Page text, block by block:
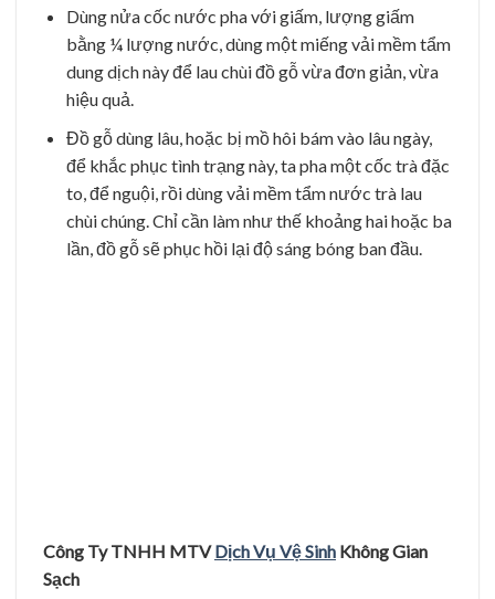
Dùng nửa cốc nước pha với giấm, lượng giấm
bằng ¼ lượng nước, dùng một miếng vải mềm tẩm
dung dịch này để lau chùi đồ gỗ vừa đơn giản, vừa
hiệu quả.
Đồ gỗ dùng lâu, hoặc bị mồ hôi bám vào lâu ngày,
để khắc phục tình trạng này, ta pha một cốc trà đặc
to, để nguội, rồi dùng vải mềm tẩm nước trà lau
chùi chúng. Chỉ cần làm như thế khoảng hai hoặc ba
lần, đồ gỗ sẽ phục hồi lại độ sáng bóng ban đầu.
Công Ty TNHH MTVDịch Vụ Vệ Sinh Không Gian
Sạch